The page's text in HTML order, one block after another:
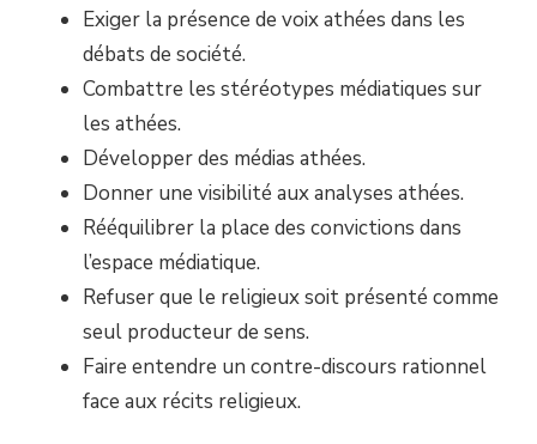
Exiger la présence de voix athées dans les
débats de société.
Combattre les stéréotypes médiatiques sur
les athées.
Développer des médias athées.
Donner une visibilité aux analyses athées.
Rééquilibrer la place des convictions dans
l’espace médiatique.
Refuser que le religieux soit présenté comme
seul producteur de sens.
Faire entendre un contre-discours rationnel
face aux récits religieux.